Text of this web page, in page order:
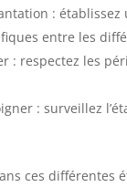
:
entre les
: respectez les
: surveillez
ces différentes